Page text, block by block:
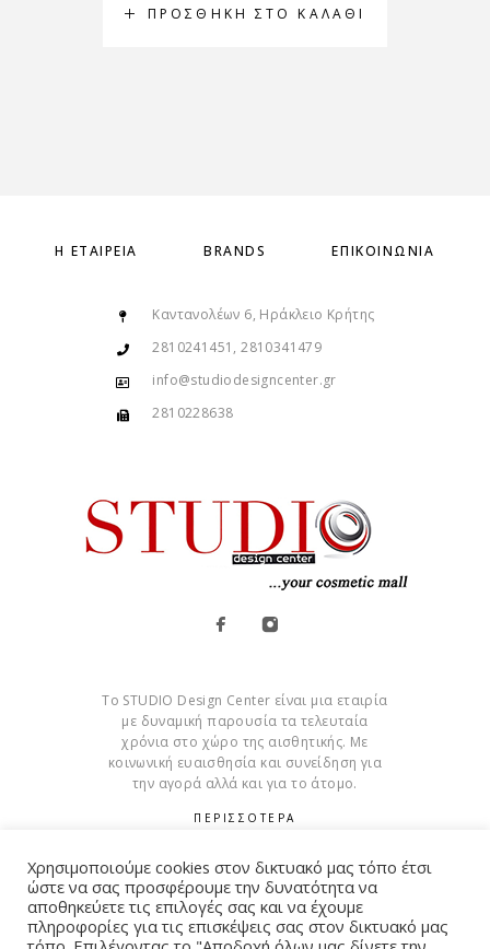
ΠΡΟΣΘΉΚΗ ΣΤΟ ΚΑΛΆΘΙ
Η ΕΤΑΙΡΕΊΑ BRANDS ΕΠΙΚΟΙΝΩΝΊΑ
Καντανολέων 6, Ηράκλειο Κρήτης
2810241451, 2810341479
info@studiodesigncenter.gr
2810228638
Το STUDIO Design Center είναι μια εταιρία
με δυναμική παρουσία τα τελευταία
χρόνια στο χώρο της αισθητικής. Με
κοινωνική ευαισθησία και συνείδηση για
την αγορά αλλά και για το άτομο.
ΠΕΡΙΣΣΟΤΕΡΑ
Cookies
Χρησιμοποιούμε cookies στον δικτυακό μας τόπο έτσι
ώστε να σας προσφέρουμε την δυνατότητα να
αποθηκεύετε τις επιλογές σας και να έχουμε
πληροφορίες για τις επισκέψεις σας στον δικτυακό μας